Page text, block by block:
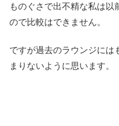
ものぐさで出不精な私は
ので比較はできません。
ですが過去のラウンジには
まりないように思います。